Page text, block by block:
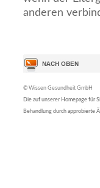
anderen
© Wissen Gesundheit GmbH
Die auf unserer Homepage für
Behandlung durch approbierte